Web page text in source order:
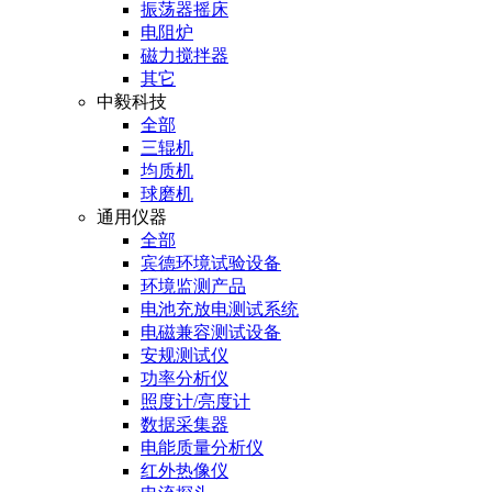
振荡器摇床
电阻炉
磁力搅拌器
其它
中毅科技
全部
三辊机
均质机
球磨机
通用仪器
全部
宾德环境试验设备
环境监测产品
电池充放电测试系统
电磁兼容测试设备
安规测试仪
功率分析仪
照度计/亮度计
数据采集器
电能质量分析仪
红外热像仪